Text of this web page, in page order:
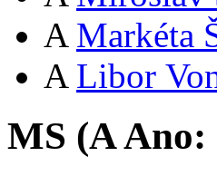
A Markéta
A Libor
MS (AAno: